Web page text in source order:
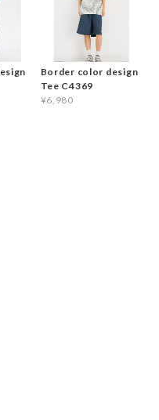
Border color design
Tee C4369
¥6,980